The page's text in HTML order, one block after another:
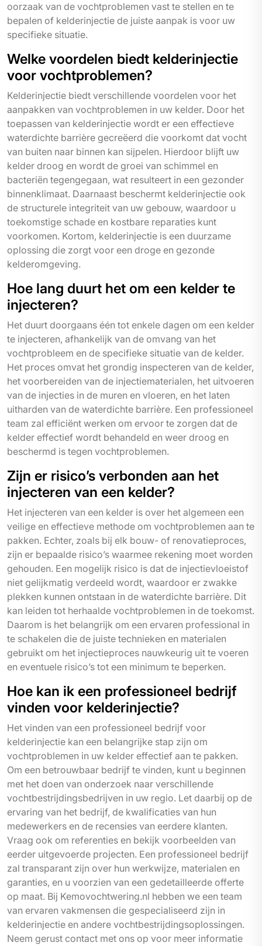
oorzaak van de vochtproblemen vast te stellen en te
bepalen of kelderinjectie de juiste aanpak is voor uw
specifieke situatie.
Welke voordelen biedt kelderinjectie
voor vochtproblemen?
Kelderinjectie biedt verschillende voordelen voor het
aanpakken van vochtproblemen in uw kelder. Door het
toepassen van kelderinjectie wordt er een effectieve
waterdichte barrière gecreëerd die voorkomt dat vocht
van buiten naar binnen kan sijpelen. Hierdoor blijft uw
kelder droog en wordt de groei van schimmel en
bacteriën tegengegaan, wat resulteert in een gezonder
binnenklimaat. Daarnaast beschermt kelderinjectie ook
de structurele integriteit van uw gebouw, waardoor u
toekomstige schade en kostbare reparaties kunt
voorkomen. Kortom, kelderinjectie is een duurzame
oplossing die zorgt voor een droge en gezonde
kelderomgeving.
Hoe lang duurt het om een kelder te
injecteren?
Het duurt doorgaans één tot enkele dagen om een kelder
te injecteren, afhankelijk van de omvang van het
vochtprobleem en de specifieke situatie van de kelder.
Het proces omvat het grondig inspecteren van de kelder,
het voorbereiden van de injectiematerialen, het uitvoeren
van de injecties in de muren en vloeren, en het laten
uitharden van de waterdichte barrière. Een professioneel
team zal efficiënt werken om ervoor te zorgen dat de
kelder effectief wordt behandeld en weer droog en
beschermd is tegen vochtproblemen.
Zijn er risico’s verbonden aan het
injecteren van een kelder?
Het injecteren van een kelder is over het algemeen een
veilige en effectieve methode om vochtproblemen aan te
pakken. Echter, zoals bij elk bouw- of renovatieproces,
zijn er bepaalde risico’s waarmee rekening moet worden
gehouden. Een mogelijk risico is dat de injectievloeistof
niet gelijkmatig verdeeld wordt, waardoor er zwakke
plekken kunnen ontstaan in de waterdichte barrière. Dit
kan leiden tot herhaalde vochtproblemen in de toekomst.
Daarom is het belangrijk om een ervaren professional in
te schakelen die de juiste technieken en materialen
gebruikt om het injectieproces nauwkeurig uit te voeren
en eventuele risico’s tot een minimum te beperken.
Hoe kan ik een professioneel bedrijf
vinden voor kelderinjectie?
Het vinden van een professioneel bedrijf voor
kelderinjectie kan een belangrijke stap zijn om
vochtproblemen in uw kelder effectief aan te pakken.
Om een betrouwbaar bedrijf te vinden, kunt u beginnen
met het doen van onderzoek naar verschillende
vochtbestrijdingsbedrijven in uw regio. Let daarbij op de
ervaring van het bedrijf, de kwalificaties van hun
medewerkers en de recensies van eerdere klanten.
Vraag ook om referenties en bekijk voorbeelden van
eerder uitgevoerde projecten. Een professioneel bedrijf
zal transparant zijn over hun werkwijze, materialen en
garanties, en u voorzien van een gedetailleerde offerte
op maat. Bij Kemovochtwering.nl hebben we een team
van ervaren vakmensen die gespecialiseerd zijn in
kelderinjectie en andere vochtbestrijdingsoplossingen.
Neem gerust contact met ons op voor meer informatie